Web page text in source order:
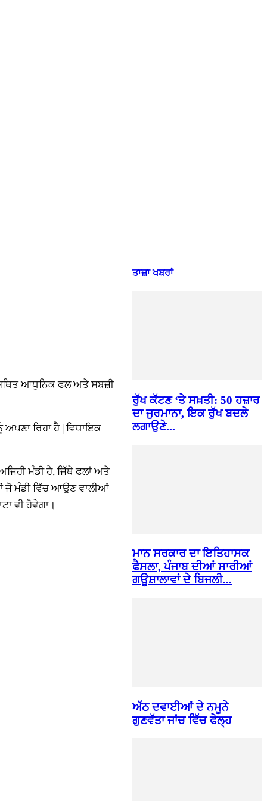
ਆਧੁਨਿਕ ਫਲ ਅਤੇ ਸਬਜ਼ੀ
ਰਿਹਾ ਹੈ | ਵਿਧਾਇਕ
ਮੰਡੀ ਹੈ, ਜਿੱਥੇ ਫਲਾਂ ਅਤੇ
ਜੋ ਮੰਡੀ ਵਿੱਚ ਆਉਣ ਵਾਲੀਆਂ
ਵੀ ਹੋਵੇਗਾ।
ਤਾਜ਼ਾ ਖਬਰਾਂ
ਰੁੱਖ ਕੱਟਣ ‘ਤੇ ਸਖ਼ਤੀ: 50 ਹਜ਼ਾਰ
ਦਾ ਜੁਰਮਾਨਾ, ਇਕ ਰੁੱਖ ਬਦਲੇ
ਲਗਾਉਣੇ...
ਮਾਨ ਸਰਕਾਰ ਦਾ ਇਤਿਹਾਸਕ
ਫੈਸਲਾ, ਪੰਜਾਬ ਦੀਆਂ ਸਾਰੀਆਂ
ਗਊਸ਼ਾਲਾਵਾਂ ਦੇ ਬਿਜਲੀ...
ਅੱਠ ਦਵਾਈਆਂ ਦੇ ਨਮੂਨੇ
ਗੁਣਵੱਤਾ ਜਾਂਚ ਵਿੱਚ ਫੇਲ੍ਹ